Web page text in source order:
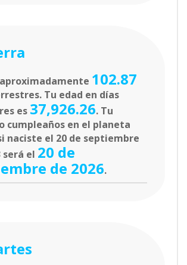
102.87
Tu edad en días
es 37,926.26. Tu
cumpleaños en el planeta
naciste el 20 de septiembre
será el 20 de
de 2026.